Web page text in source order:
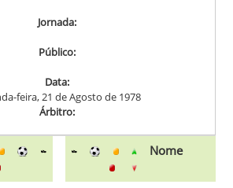
Jornada:
Público:
Data:
feira, 21 de Agosto de 1978
Árbitro:
Nome